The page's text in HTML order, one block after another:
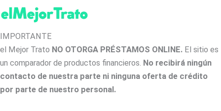
IMPORTANTE
el Mejor Trato NO OTORGA PRÉSTAMOS ONLINE. El sitio es
un comparador de productos financieros. No recibirá ningún
contacto de nuestra parte ni ninguna oferta de crédito
por parte de nuestro personal.